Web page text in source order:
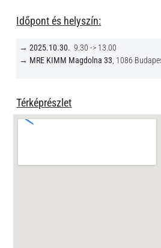
Időpont és helyszín:
→2025.10.30. 9.30 -> 13.00
→ MRE KIMM Magdolna 33, 1086
Térképrészlet